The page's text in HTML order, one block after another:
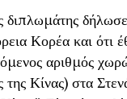
δήλωσε
Κορέα και ότι
αριθμός
Κίνας) στα